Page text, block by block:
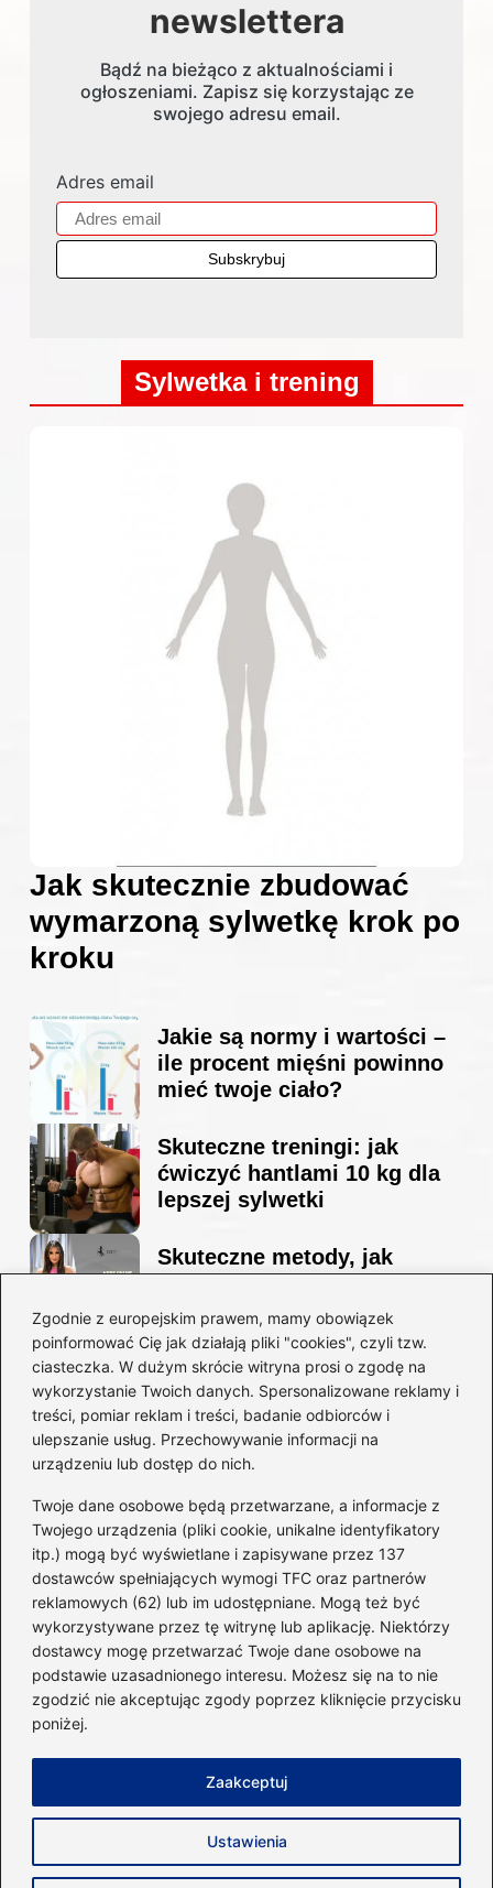
Zgodnie z europejskim prawem, mamy obowiązek
poinformować Cię jak działają pliki "cookies", czyli tzw.
ciasteczka. W dużym skrócie witryna prosi o zgodę na
wykorzystanie Twoich danych. Spersonalizowane reklamy i
treści, pomiar reklam i treści, badanie odbiorców i
ulepszanie usług. Przechowywanie informacji na
urządzeniu lub dostęp do nich.
Twoje dane osobowe będą przetwarzane, a informacje z
Twojego urządzenia (pliki cookie, unikalne identyfikatory
itp.) mogą być wyświetlane i zapisywane przez 137
dostawców spełniających wymogi TFC oraz partnerów
reklamowych (62) lub im udostępniane. Mogą też być
wykorzystywane przez tę witrynę lub aplikację. Niektórzy
dostawcy mogę przetwarzać Twoje dane osobowe na
podstawie uzasadnionego interesu. Możesz się na to nie
zgodzić nie akceptując zgody poprzez kliknięcie przycisku
poniżej.
Ustawienia
Zaakceptuj
newslettera
Bądź na bieżąco z aktualnościami i
ogłoszeniami. Zapisz się korzystając ze
swojego adresu email.
Adres email
Sylwetka i trening
Jak skutecznie zbudować
wymarzoną sylwetkę krok po
kroku
Jakie są normy i wartości –
ile procent mięśni powinno
mieć twoje ciało?
Skuteczne treningi: jak
ćwiczyć hantlami 10 kg dla
lepszej sylwetki
Skuteczne metody, jak
sylwetkę w zaledwie 90 dni
Idealny garnitur: jak dobrać
go do swojej sylwetki?
Kategorie
Dieta i kalorie(221)
Fitness(236)
Siłownia(101)
Sport(60)
Sprzęt i akcesoria(25)
Suplementy(38)
Zasady użytkowania
Napisz do nas